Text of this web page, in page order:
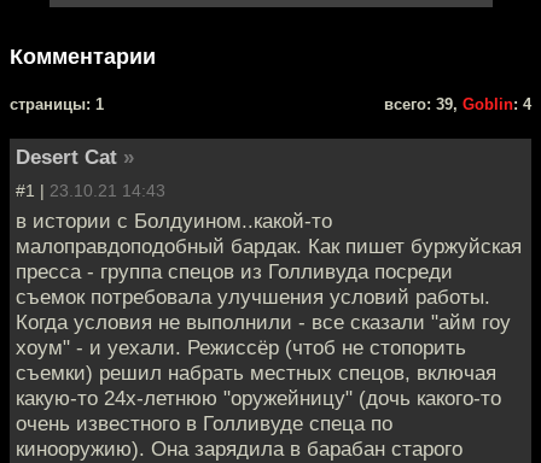
Комментарии
cтраницы: 1 всего: 39, Goblin: 4
Desert Cat »
#1 | 23.10.21 14:43
в истории с Болдуином..какой-то
малоправдоподобный бардак. Как пишет буржуйская
пресса - группа спецов из Голливуда посреди
съемок потребовала улучшения условий работы.
Когда условия не выполнили - все сказали "айм гоу
хоум" - и уехали. Режиссёр (чтоб не стопорить
съемки) решил набрать местных спецов, включая
какую-то 24х-летнюю "оружейницу" (дочь какого-то
очень известного в Голливуде спеца по
кинооружию). Она зарядила в барабан старого